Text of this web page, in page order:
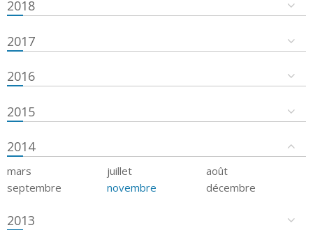
2018
2017
2016
2015
2014
mars juillet
août
septembre
novembre décembre
2013